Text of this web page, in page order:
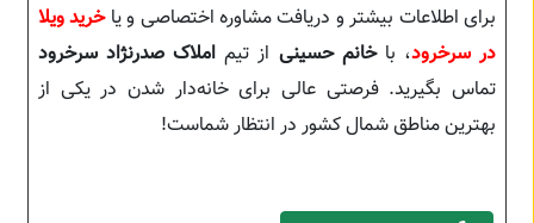
برای اطلاعات بیشتر و دریافت مشاوره اختصاصی و یاخرید ویلا
در سرخرود، باخانم حسینی از تیم املاک صدرنژاد سرخرود
تماس بگیرید. فرصتی عالی برای خانه‌دار شدن در یکی از
بهترین مناطق شمال کشور در انتظار شماست!